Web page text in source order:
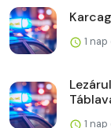
1
1